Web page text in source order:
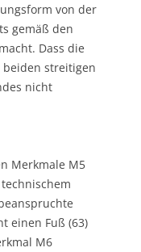
von der
gemäß den
Dass die
streitigen
nicht
Merkmale M5
einen Fuß (63)
M6